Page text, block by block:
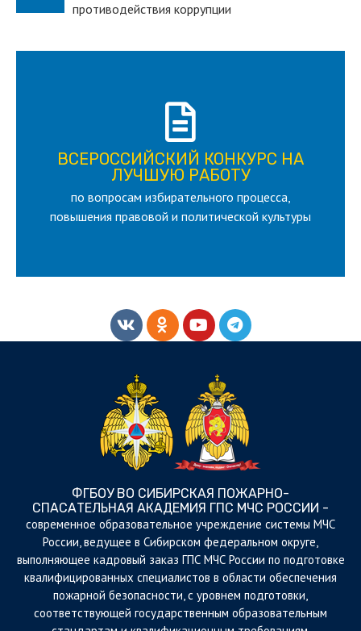
противодействия коррупции
ВСЕРОССИЙСКИЙ КОНКУРС НА
ЛУЧШУЮ РАБОТУ
по вопросам избирательного процесса,
повышения правовой и политической культуры
ВСЕРОССИЙСКИЙ КОНКУРС НА
ЛУЧШУЮ РАБОТУ
для лица старше 18 и моложе 35 лет
ПОДРОБНЕЕ
ФГБОУ ВО СИБИРСКАЯ ПОЖАРНО-
СПАСАТЕЛЬНАЯ АКАДЕМИЯ ГПС МЧС РОССИИ -
cовременное образовательное учреждение системы МЧС
России, ведущее в Сибирском федеральном округе,
выполняющее кадровый заказ ГПС МЧС России по подготовке
квалифицированных специалистов в области обеспечения
пожарной безопасности, с уровнем подготовки,
соответствующей государственным образовательным